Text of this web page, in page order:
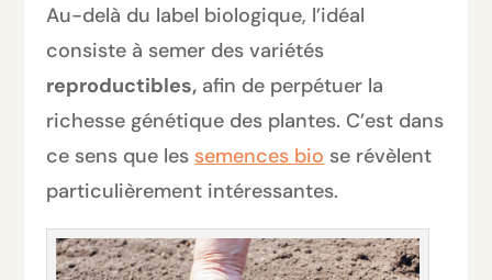
Au-delà du label biologique, l’idéal
consiste à semer des variétés
reproductibles, afin de perpétuer la
richesse génétique des plantes. C’est dans
ce sens que lessemences bio se révèlent
particulièrement intéressantes.